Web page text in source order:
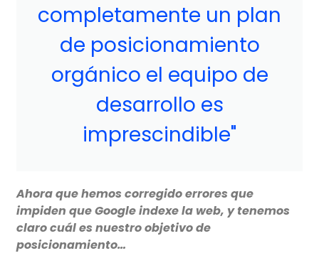
completamente un plan
de posicionamiento
orgánico el equipo de
desarrollo es
imprescindible"
Ahora que hemos corregido errores que
impiden que Google indexe la web, y tenemos
claro cuál es nuestro objetivo de
posicionamiento…